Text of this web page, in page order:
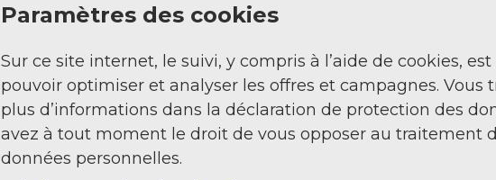
Paramètres des cookies
Sur ce site internet, le suivi, y compris à l’aide de cookies,
pouvoir optimiser et analyser les offres et campagnes. Vous
plus d’informations dans la déclaration de protection des
avez à tout moment le droit de vous opposer au traitement
données personnelles.